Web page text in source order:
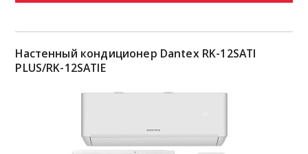
Настенный кондиционер Dantex RK-12SATI
PLUS/RK-12SATIE